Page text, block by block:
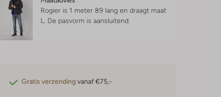
Rogier is 1 meter 89 lang en draagt maat
L. De pasvorm isaansluitend
Gratis verzendingvanaf €75,-